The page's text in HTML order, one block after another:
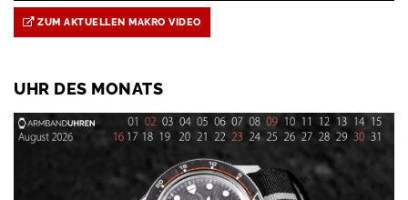
ZUM AKTUELLEN MAKRO VIDEO
UHR DES MONATS